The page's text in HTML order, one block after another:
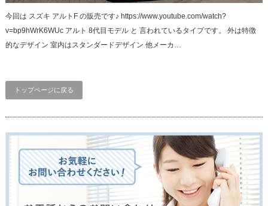
今回は スズキ アルトF の販売です♪ https://www.youtube.com/watch?
v=bp9hWrK6WUc アルト 8代目モデル と 言われているタイプです。 外は特徴
的なデザイン 室内はスタンダードデザイン 他メーカ…
トップページに戻る